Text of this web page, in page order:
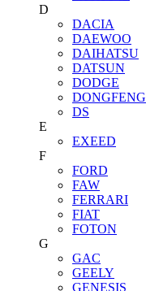
D
DACIA
DAEWOO
DAIHATSU
DATSUN
DODGE
DONGFENG
DS
E
EXEED
F
FORD
FAW
FERRARI
FIAT
FOTON
G
GAC
GEELY
GENESIS